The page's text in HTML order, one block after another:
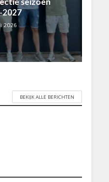
2027
2026
BEKIJK ALLE BERICHTEN